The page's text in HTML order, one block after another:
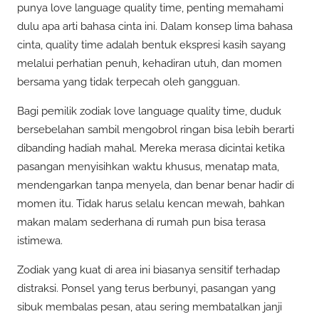
punya love language quality time, penting memahami
dulu apa arti bahasa cinta ini. Dalam konsep lima bahasa
cinta, quality time adalah bentuk ekspresi kasih sayang
melalui perhatian penuh, kehadiran utuh, dan momen
bersama yang tidak terpecah oleh gangguan.
Bagi pemilik zodiak love language quality time, duduk
bersebelahan sambil mengobrol ringan bisa lebih berarti
dibanding hadiah mahal. Mereka merasa dicintai ketika
pasangan menyisihkan waktu khusus, menatap mata,
mendengarkan tanpa menyela, dan benar benar hadir di
momen itu. Tidak harus selalu kencan mewah, bahkan
makan malam sederhana di rumah pun bisa terasa
istimewa.
Zodiak yang kuat di area ini biasanya sensitif terhadap
distraksi. Ponsel yang terus berbunyi, pasangan yang
sibuk membalas pesan, atau sering membatalkan janji